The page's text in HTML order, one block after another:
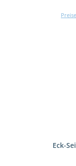
Eck-